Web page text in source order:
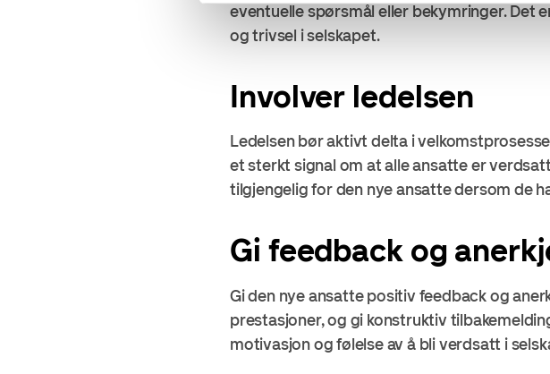
eventuelle spørsmål eller bekymringer. Det
og trivsel i selskapet.
Involver ledelsen
Ledelsen bør aktivt delta i
et sterkt signal om at alle ansatte er
tilgjengelig for den nye ansatte dersom de
Gi feedback og
Gi den nye ansatte positiv feedback og
prestasjoner, og gi konstruktiv
motivasjon og følelse av å bli verdsatt i